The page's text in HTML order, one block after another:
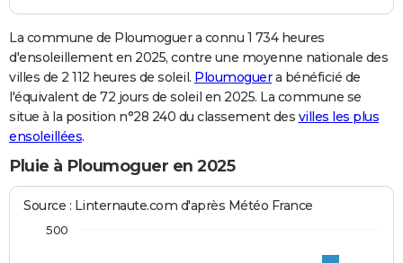
La commune de Ploumoguer a connu 1 734 heures
d'ensoleillement en 2025, contre une moyenne nationale des
villes de 2 112 heures de soleil. Ploumoguera bénéficié de
l'équivalent de 72 jours de soleil en 2025. La commune se
situe à la position n°28 240 du classement des villes les plus
ensoleillées.
Pluie à Ploumoguer en 2025
Source : Linternaute.com d'après Météo France
500